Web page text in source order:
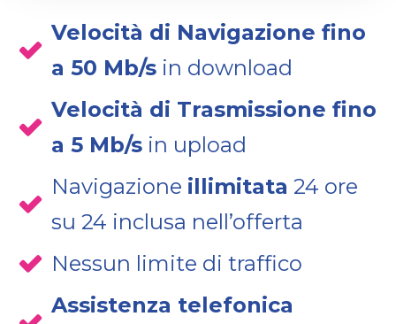
Velocità di Navigazione fino
a 50 Mb/s in download
Velocità di Trasmissione fino
a 5 Mb/s in upload
Navigazione illimitata 24 ore
su 24 inclusa nell’offerta
Nessun limite di traffico
Assistenza telefonica